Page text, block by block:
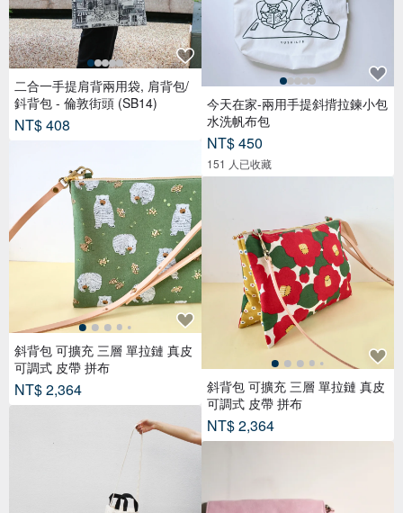
二合一手提肩背兩用袋, 肩背包/
鈄背包 - 倫敦街頭 (SB14)
NT$ 408
斜背包 可擴充 三層 單拉鏈 真皮
可調式 皮帶 拼布
NT$ 2,364
今天在家-兩用手提斜揹拉鍊小包
水洗帆布包
NT$ 450
151 人已收藏
斜背包 可擴充 三層 單拉鏈 真皮
可調式 皮帶 拼布
NT$ 2,364